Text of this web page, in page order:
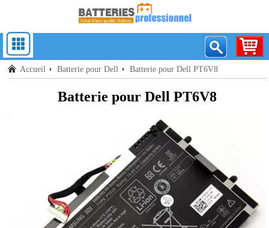
Accueil Batterie pour Dell Batterie pour Dell PT6V8
Batterie pour Dell PT6V8